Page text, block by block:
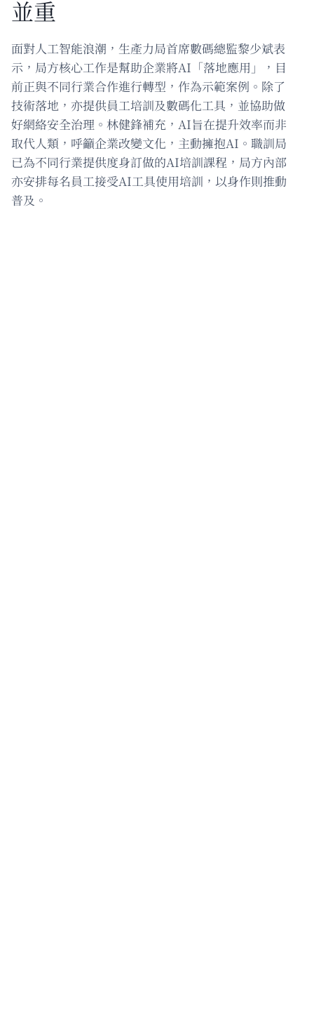
並重
面對人工智能浪潮，生產力局首席數碼總監黎少斌表
示，局方核心工作是幫助企業將AI「落地應用」，目
前正與不同行業合作進行轉型，作為示範案例。除了
技術落地，亦提供員工培訓及數碼化工具，並協助做
好網絡安全治理。林健鋒補充，AI旨在提升效率而非
取代人類，呼籲企業改變文化，主動擁抱AI。職訓局
已為不同行業提供度身訂做的AI培訓課程，局方內部
亦安排每名員工接受AI工具使用培訓，以身作則推動
普及。